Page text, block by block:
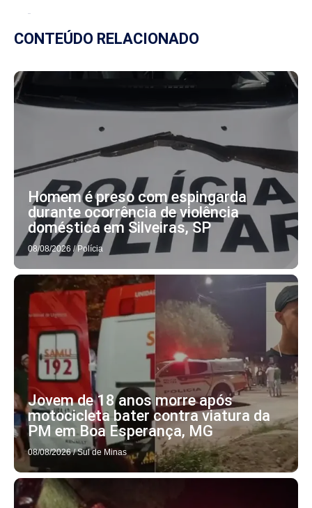
CONTEÚDO RELACIONADO
Homem é preso com espingarda
durante ocorrência de violência
doméstica em Silveiras, SP
08/08/2026 / Polícia
Jovem de 18 anos morre após
motocicleta bater contra viatura da
PM em Boa Esperança, MG
08/08/2026 / Sul de Minas